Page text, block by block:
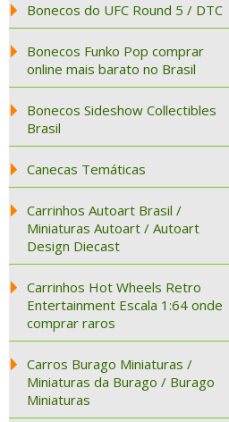
Bonecos do UFC Round 5 / DTC
Bonecos Funko Pop comprar
online mais barato no Brasil
Bonecos Sideshow Collectibles
Brasil
Canecas Temáticas
Carrinhos Autoart Brasil /
Miniaturas Autoart / Autoart
Design Diecast
Carrinhos Hot Wheels Retro
Entertainment Escala 1:64 onde
comprar raros
Carros Burago Miniaturas /
Miniaturas da Burago / Burago
Miniaturas